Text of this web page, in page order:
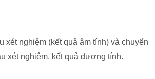
xét nghiệm (kết quả âm tính) và chuyển
xét nghiệm, kết quả dương tính.